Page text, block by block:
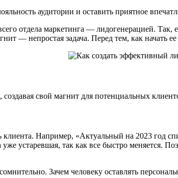
аудитории и оставить приятное
отдела маркетинга — лидогенерацией. Так,
— непростая задача. Перед тем, как начать
свой магнит для потенциальных
Например, «Актуальный на 2023 год
устаревшая, так как все быстро меняется.
Зачем человеку оставлять